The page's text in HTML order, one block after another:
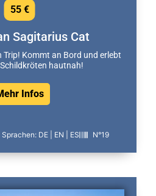
Sagitarius Cat
Trip! Kommt an Bord und erlebt
hautnah!
Infos
55 €
Sprachen: DE | EN | ES N°19